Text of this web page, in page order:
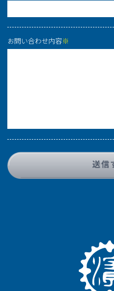
お問い合わせ内容※